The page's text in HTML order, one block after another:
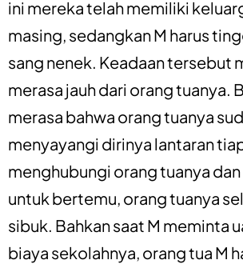
ini mereka telah memiliki
masing, sedangkan M harus
sang nenek. Keadaan tersebut
merasa jauh dari orang tuanya.
merasa bahwa orang tuanya
menyayangi dirinya lantaran
menghubungi orang tuanya
untuk bertemu, orang tuanya
sibuk. Bahkan saat M meminta
biaya sekolahnya, orang tua M